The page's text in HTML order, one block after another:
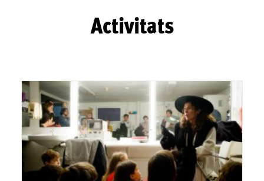
Activitats